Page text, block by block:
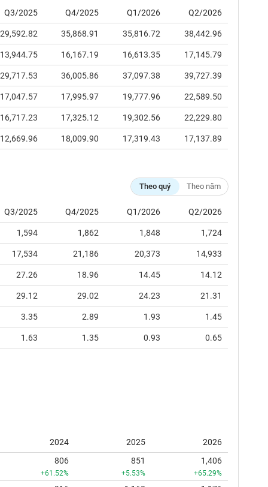
Q3/2025 Q4/2025 Q1/2026 Q2/2026
29,592.82 35,868.91 35,816.72 38,442.96
13,944.75 16,167.19 16,613.35 17,145.79
29,717.53 36,005.86 37,097.38 39,727.39
17,047.57 17,995.97 19,777.96 22,589.50
16,717.23 17,325.12 19,302.56 22,229.80
12,669.96 18,009.90 17,319.43 17,137.89
Theo quý Theo năm
Q3/2025 Q4/2025 Q1/2026 Q2/2026
1,594 1,862 1,848 1,724
17,534 21,186 20,373 14,933
27.26 18.96 14.45 14.12
29.12 29.02 24.23 21.31
3.35 2.89 1.93 1.45
1.63 1.35 0.93 0.65
2024 2025
2026
806
+61.52%
851
+5.53%
1,406
+65.29%